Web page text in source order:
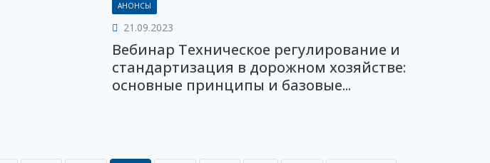
АНОНСЫ
21.09.2023
Вебинар Техническое регулирование и
стандартизация в дорожном хозяйстве:
основные принципы и базовые...